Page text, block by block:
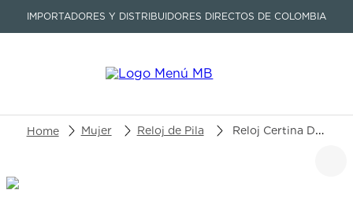
IMPORTADORES Y DISTRIBUIDORES DIRECTOS DE COLOMBIA
Buscar un producto o artículo
Mujer Reloj de Pila Reloj Certina Ds-6 C039.251.33.367.00